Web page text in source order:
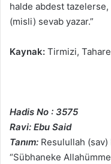
halde abdest
(misli) sevab yazar.”
Kaynak: Tirmizi,
Hadis No : 3575
Ravi: Ebu Said
Tanım: Resulullah
“Sübhaneke